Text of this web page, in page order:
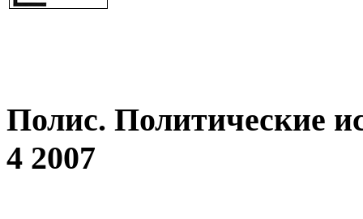
Полис. Политические
4 2007